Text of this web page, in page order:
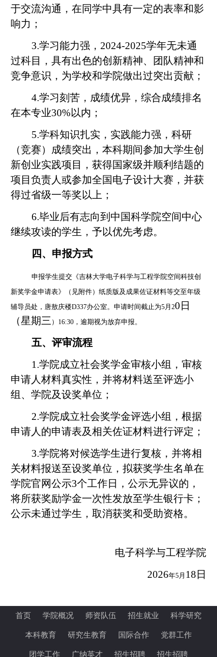
于交流沟通，在同学中具有一定的表率和影
响力；
3.学习能力强，2024-2025学年无未通
过科目，具有出色的创新精神、团队精神和
竞争意识，为学校和学院做出过突出贡献；
4.学习刻苦，成绩优异，综合成绩排名
在本专业30%以内；
5.学科知识扎实，实践能力强，科研
（竞赛）成绩突出，本科期间参加大学生创
新创业实践项目，获得国家级并顺利结题的
项目负责人或参加全国电子设计大赛，并获
得过省级一等奖以上；
6.毕业后有志向到中国科学院空间中心
继续攻读的学生，予以优先考虑。
四、申报方式
申报学生提交 《吉林大学电子科学与工程学院空间科技创
新奖学金申请表》（见附件）纸质版及成果佐证材料等交至年级
辅导员处，唐敖庆楼D337办公室。申请时间截止为5月20 日
（星期三 ） 16:30，逾期视为放弃申报。
五、评审流程
1.学院成立社会奖学金审核小组，审核
申请人材料真实性，并将材料送至评选小
组、学院及设奖单位；
2.学院成立社会奖学金评选小组，根据
申请人的申请表及相关佐证材料进行评定；
3.学院将对候选学生进行复核，并将相
关材料报送至设奖单位，拟获奖学生名单在
学院官网公示3个工作日，公示无异议的，
将所获奖励学金一次性发放至学生银行卡；
公示未通过学生，取消获奖和受助资格。
电子科学与工程学院
2026年5月 18 日
首页 学院概况 师资队伍 招生就业 科学研究
本科教育 研究生教育 国际合作 党群工作
团学工作 广纳英才 招生招聘 招生招聘